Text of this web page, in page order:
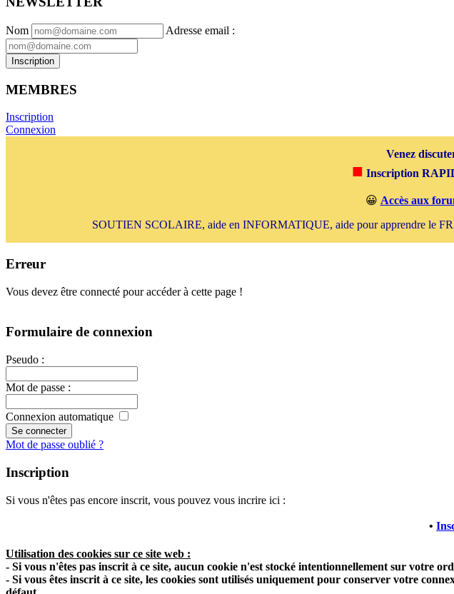
Nom Adresse email :
Inscription
MEMBRES
Inscription
Connexion
Venez
■ Inscription
😀 Accès aux
SOUTIEN SCOLAIRE, aide en INFORMATIQUE, aide pour apprendre le
Erreur
Vous devez être connecté pour accéder à cette page !
Formulaire de connexion
Pseudo :
Mot de passe :
Connexion automatique
Mot de passe oublié ?
Inscription
Si vous n'êtes pas encore inscrit, vous pouvez vous incrire ici :
•
Utilisation des cookies sur ce site web :
- Si vous n'êtes pas inscrit à ce site, aucun cookie n'est stocké intentionnellement sur votre
- Si vous êtes inscrit à ce site, les cookies sont utilisés uniquement pour conserver votre